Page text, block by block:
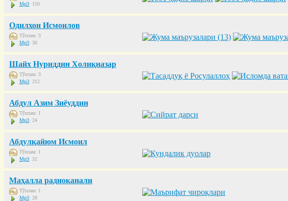
Mp3: 150
Одилхон Исмоилов
Тўплам: 3
Mp3: 30
Шайх Нуриддин Холиқназар
Тўплам: 3
Mp3: 212
Абдул Азим Зиёуддин
Тўплам: 1
Mp3: 24
Абдулқайюм Исмоил
Тўплам: 1
Mp3: 32
Маҳалла радиоканали
Тўплам: 1
Mp3: 28